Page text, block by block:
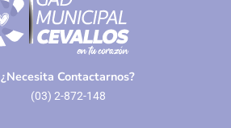
¿Necesita Contactarnos?
(03) 2-872-148